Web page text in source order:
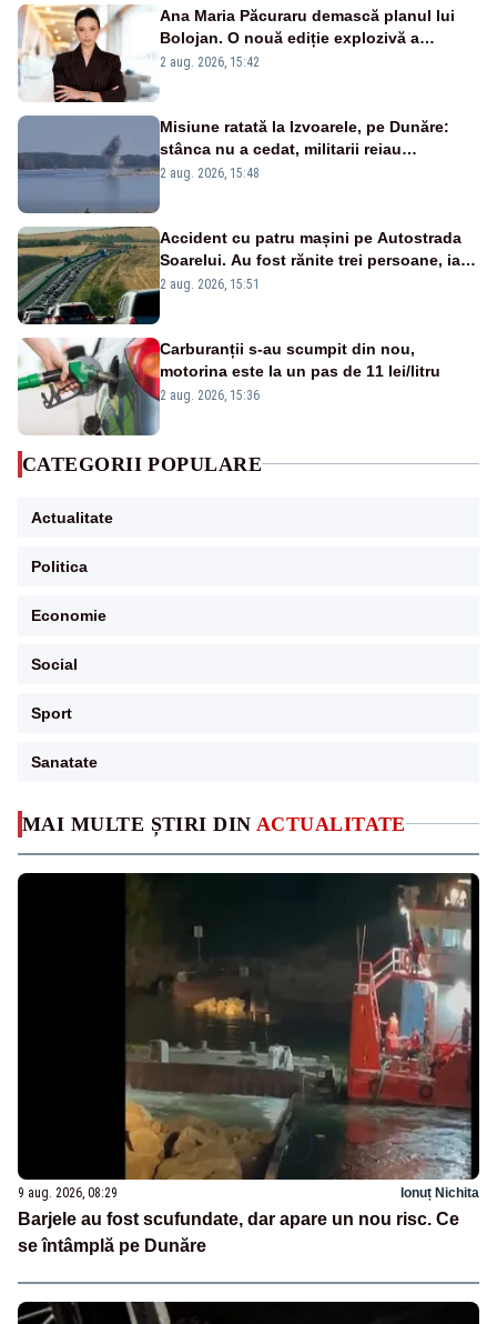
MAI MULTE ȘTIRI DIN ACTUALITATE
9 aug. 2026, 08:29 Ionuț Nichita
Barjele au fost scufundate, dar apare un nou risc. Ce
se întâmplă pe Dunăre
Ana Maria Păcuraru demască planul lui
Bolojan. O nouă ediție explozivă a
emisiunii „Miza Zilei” la Realitatea PLUS
2 aug. 2026, 15:42
Misiune ratată la Izvoarele, pe Dunăre:
stânca nu a cedat, militarii reiau
detonările luni – VIDEO
2 aug. 2026, 15:48
Accident cu patru mașini pe Autostrada
Soarelui. Au fost rănite trei persoane, iar
traficul se desfășoară cu dificultate
2 aug. 2026, 15:51
Carburanții s-au scumpit din nou,
motorina este la un pas de 11 lei/litru
2 aug. 2026, 15:36
CATEGORII POPULARE
Actualitate
Politica
Economie
Social
Sport
Sanatate